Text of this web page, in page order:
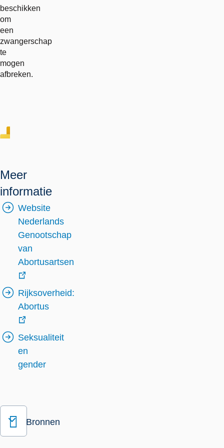
beschikken
om
een
zwangerschap
te
mogen
afbreken.
Meer
informatie
Website
Nederlands
Genootschap
van
Abortusartsen
externe
link
Rijksoverheid:
Abortus
externe
link
Seksualiteit
en
gender
Bronnen